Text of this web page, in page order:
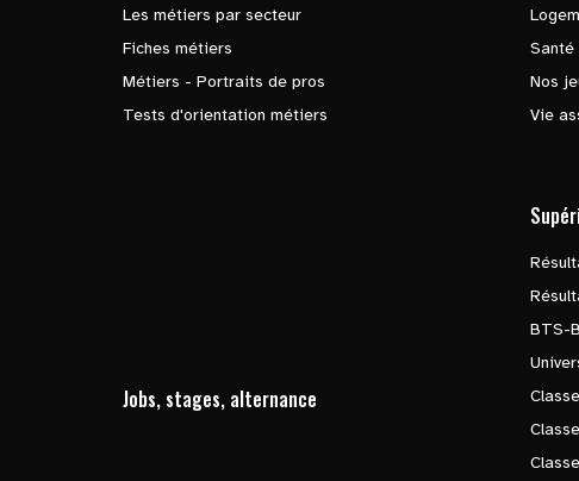
Les métiers par secteur
Fiches métiers
Métiers - Portraits de pros
Tests d'orientation métiers
Santé
Nos
Vie
Jobs, stages, alternance
BTS-